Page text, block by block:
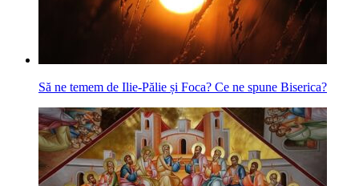
Să ne temem de Ilie-Pălie și Foca? Ce ne spune Biserica?